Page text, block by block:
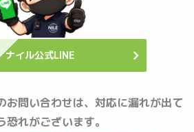
ナイル公式LINE
お問い合わせは、対応に漏れが出て
恐れがございます。